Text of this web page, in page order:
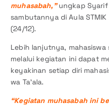
muhasabah,”ungkap Syarif
sambutannya di Aula
(24/12).
Lebih lanjutnya,
melalui kegiatan ini dapat
keyakinan setiap diri
wa Ta’ala.
“Kegiatan muhasabah ini